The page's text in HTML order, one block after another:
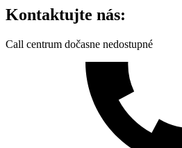
Kontaktujte nás:
Call centrum dočasne nedostupné